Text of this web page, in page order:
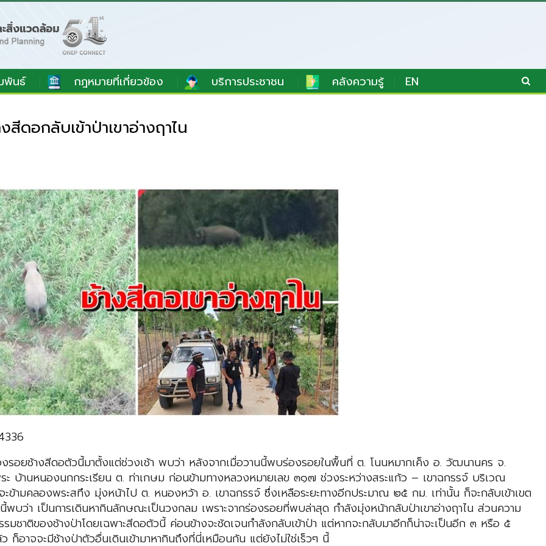
พันธ์ กฎหมายที่เกี่ยวข้อง บริการประชาชน คลังความรู้ EN
ดอกลับเข้าป่าเขาอ่างฤาไน
งรอยช้างสีดอตัวนี้มาตั้งแต่ช่วงเช้า พบว่า หลังจากเมื่อวานนี้พบร่องรอยในพื้นที่ ต. โนนหมากเค็ง อ. วัฒนานคร จ.
บ้านหนองนกกระเรียน ต. ท่าเกษม ก่อนข้ามทางหลวงหมายเลข ๓๑๗ ช่วงระหว่างสระแก้ว – เขาฉกรรจ์ บริเวณ
ามคลองพระสทึง มุ่งหน้าไป ต. หนองหว้า อ. เขาฉกรรจ์ ซึ่งเหลือระยะทางอีกประมาณ ๒๕ กม. เท่านั้น ก็จะกลับเข้าเขต
พบว่า เป็นการเดินหากินลักษณะเป็นวงกลม เพราะจากร่องรอยที่พบล่าสุด กำลังมุ่งหน้ากลับป่าเขาอ่างฤาไน ส่วนความ
มชาติของช้างป่าโดยเฉพาะสีดอตัวนี้ ค่อนข้างจะชัดเจนกำลังกลับเข้าป่า แต่หากจะกลับมาอีกก็น่าจะเป็นอีก ๓ หรือ ๕
ก็อาจจะมีช้างป่าตัวอื่นเดินเข้ามาหากินถึงที่นี่เหมือนกัน แต่ยังไม่ใช่เร็วๆ นี้